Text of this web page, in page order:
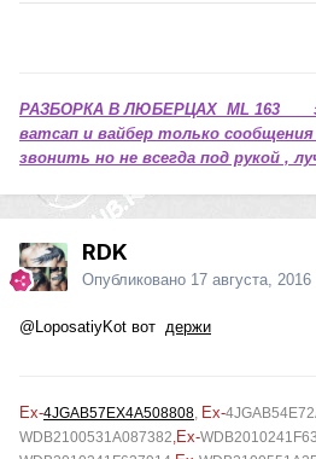
РАЗБОРКА В ЛЮБЕРЦАХ ML 163
ватсап и вайбер только
звонить но не всегда под рукой ,
RDK
Опубликовано 17 августа, 2016
@LoposatiyKot вот держи
Ex-4JGAB57EX4A508808, Ex-
WDB2100531A087382,Ex-